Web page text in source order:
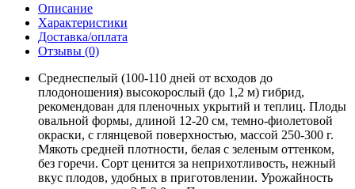
Описание
Характеристики
Доставка/оплата
Отзывы (0)
Среднеспелый (100-110 дней от всходов до
плодоношения) высокорослый (до 1,2 м) гибрид,
рекомендован для пленочных укрытий и теплиц. Плоды
овальной формы, длиной 12-20 см, темно-фиолетовой
окраски, с глянцевой поверхностью, массой 250-300 г.
Мякоть средней плотности, белая с зеленым оттенком,
без горечи. Сорт ценится за неприхотливость, нежный
вкус плодов, удобных в приготовлении. Урожайность